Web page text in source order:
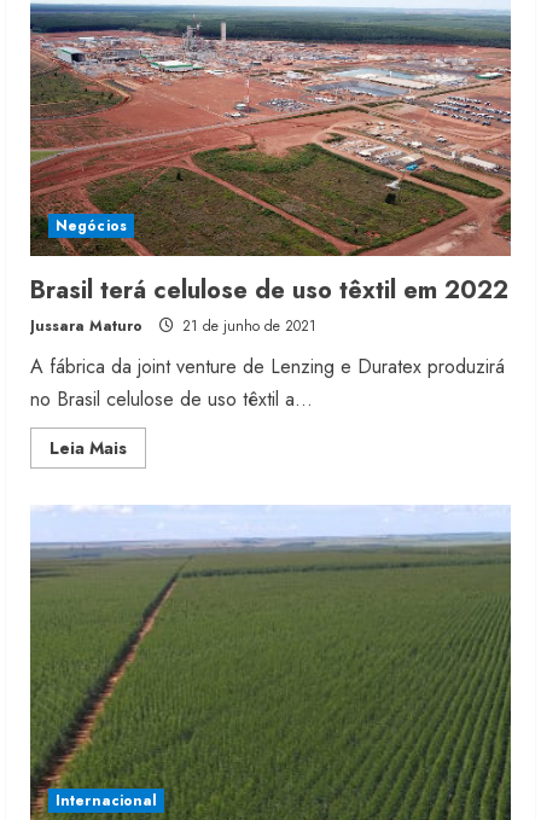
Negócios
Brasil terá celulose de uso têxtil em 2022
Jussara Maturo 21 de junho de 2021
A fábrica da joint venture de Lenzing e Duratex produzirá
no Brasil celulose de uso têxtil a...
Leia MaisRead
more
terá
de
uso
têxtil
em
2022
Internacional